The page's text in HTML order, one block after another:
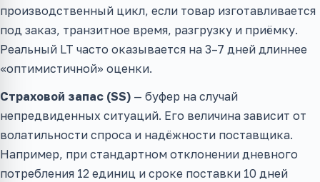
производственный цикл, если товар изготавливается
под заказ, транзитное время, разгрузку и приёмку.
Реальный LT часто оказывается на 3–7 дней длиннее
«оптимистичной» оценки.
Страховой запас (SS) — буфер на случай
непредвиденных ситуаций. Его величина зависит от
волатильности спроса и надёжности поставщика.
Например, при стандартном отклонении дневного
потребления 12 единиц и сроке поставки 10 дней